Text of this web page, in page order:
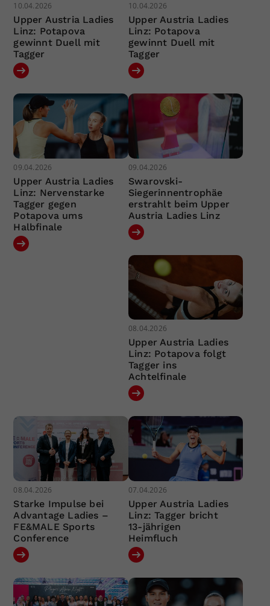
10.04.2026
Upper Austria Ladies
Linz: Potapova
gewinnt Duell mit
Tagger
10.04.2026
Upper Austria Ladies
Linz: Potapova
gewinnt Duell mit
Tagger
09.04.2026
Upper Austria Ladies
Linz: Nervenstarke
Tagger gegen
Potapova ums
Halbfinale
09.04.2026
Swarovski-
Siegerinnentrophäe
erstrahlt beim Upper
Austria Ladies Linz
08.04.2026
Upper Austria Ladies
Linz: Potapova folgt
Tagger ins
Achtelfinale
08.04.2026
Starke Impulse bei
Advantage Ladies –
FE&MALE Sports
Conference
07.04.2026
Upper Austria Ladies
Linz: Tagger bricht
13-jährigen
Heimfluch